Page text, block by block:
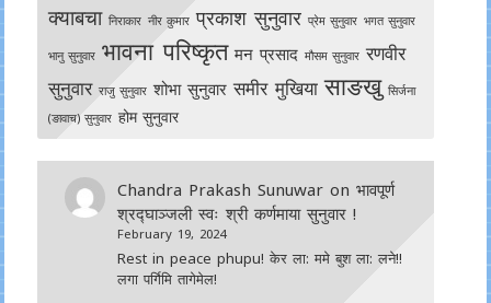
क्याबचा निराकार नीर कुमार प्रकाश सुनुवार प्रेम सुनुवार भगत सुनुवार
भानु सुनुवार भावना परिष्कृत मन प्रसाद मौसम सुनुवार रणवीर
सुनुवार राजु सुनुवार शोभा सुनुवार समीर मुखिया साङखु सिर्जना
(ङावाच) सुनुवार होम सुनुवार
Chandra Prakash Sunuwar onभावपूर्ण
श्रद्घाञ्जली स्वः श्री कर्णमाया सुनुवार !
February 19, 2024
Rest in peace phupu! केर ला: ममे बुश ला: लने!!
लगा पर्गिमि तागेमेल!